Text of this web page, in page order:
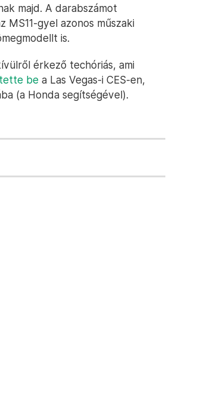
majd. A darabszámot
gyel azonos műszaki
is.
érkező techóriás, ami
be a Las Vegas-i CES-en,
(a Honda segítségével).